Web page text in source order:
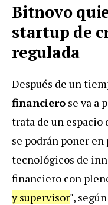
Bitnovo
startup de
regulada
Después de un
financiero se va a
trata de un espacio
se podrán poner
tecnológicos de
financiero con
y supervisor",